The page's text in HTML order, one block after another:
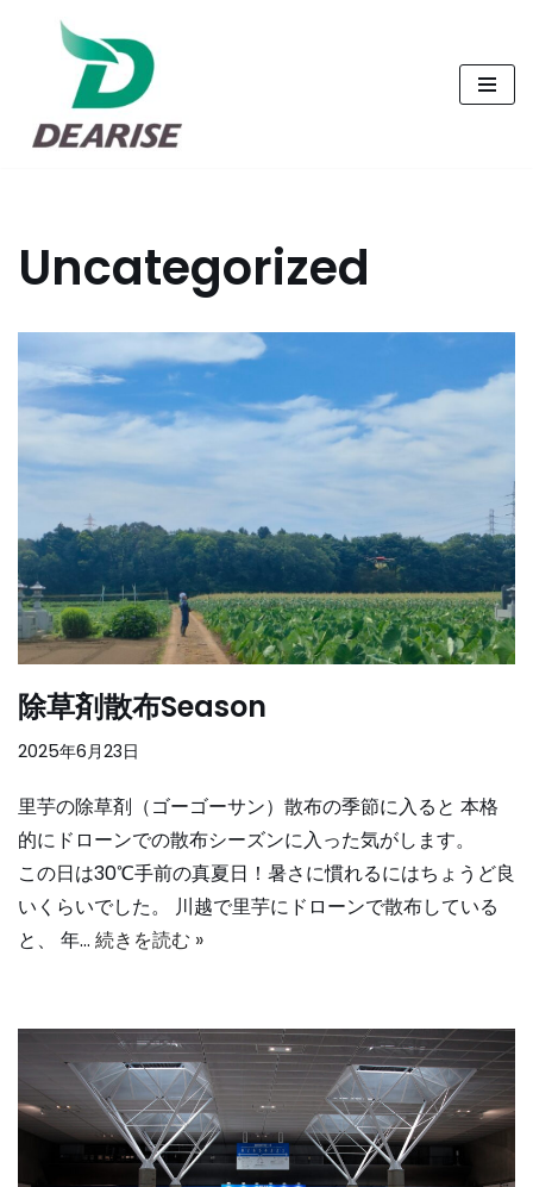
テ
ス
ッ
プ
Uncategorized
除草剤散布Season
2025年6月23日
里芋の除草剤（ゴーゴーサン）散布の季節に入ると 本格
的にドローンでの散布シーズンに入った気がします。
この日は30℃手前の真夏日！暑さに慣れるにはちょうど良
いくらいでした。 川越で里芋にドローンで散布している
と、 年… 続きを読む »